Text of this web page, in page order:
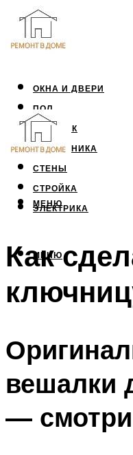
ОКНА И ДВЕРИ
ПОЛ
ПОТОЛОК
САНТЕХНИКА
СТЕНЫ
СТРОЙКА
ЭЛЕКТРИКА
МЕНЮ
МЕНЮ
Как
вешалки
—